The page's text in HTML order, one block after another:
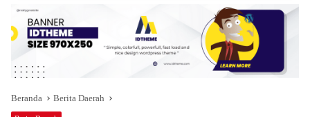
Beranda Berita Daerah